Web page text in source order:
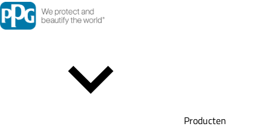
Producten